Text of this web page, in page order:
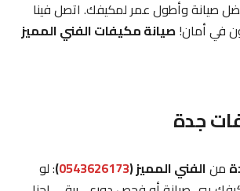
وأطول عمر لمكيفك. اتصل فينا
في أمان!صيانة مكيفات الفني المميز
جدة
الفني المميز (0543626173
): لو